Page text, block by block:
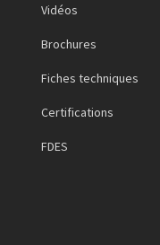
Vidéos
Brochures
Fiches techniques
Certifications
FDES